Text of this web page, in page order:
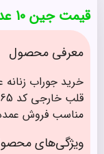
قیمت جین 10 عددی : 638,000 تومان
معرفی محصول
خرید جوراب زنانه
مناسب فروش
ویژگی‌های